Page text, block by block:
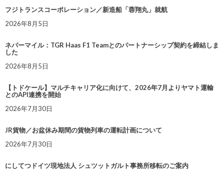
フジトランスコーポレーション／新造船「蓉翔丸」就航
2026年8月5日
ネバーマイル：TGR Haas F1 Teamとのパートナーシップ契約を締結しま
した
2026年8月5日
【トドケール】マルチキャリア化に向けて、2026年7月よりヤマト運輸
とのAPI連携を開始
2026年7月30日
JR貨物／お盆休み期間の貨物列車の運転計画について
2026年7月30日
にしてつドイツ現地法人 シュツットガルト事務所移転のご案内